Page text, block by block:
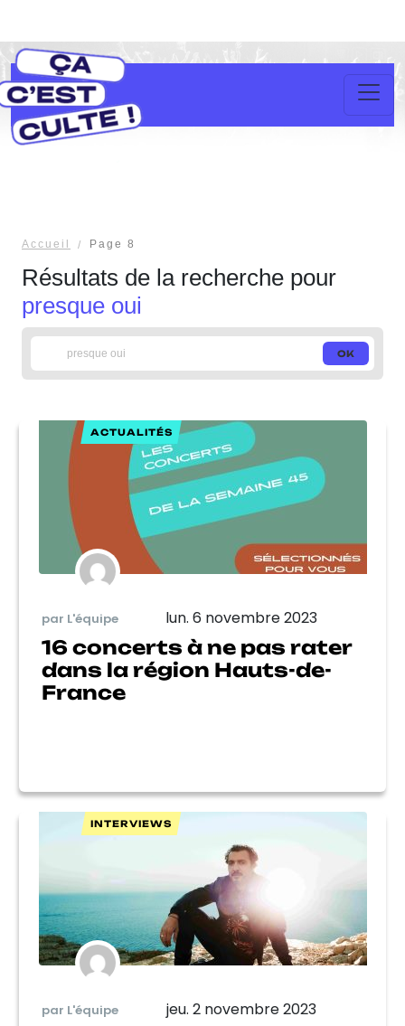
Accueil Page 8
Résultats de la recherche pour
presque oui
ACTUALITÉS
par L'équipe lun. 6 novembre 2023
16 concerts à ne pas rater
dans la région Hauts-de-
France
INTERVIEWS
par L'équipe jeu. 2 novembre 2023